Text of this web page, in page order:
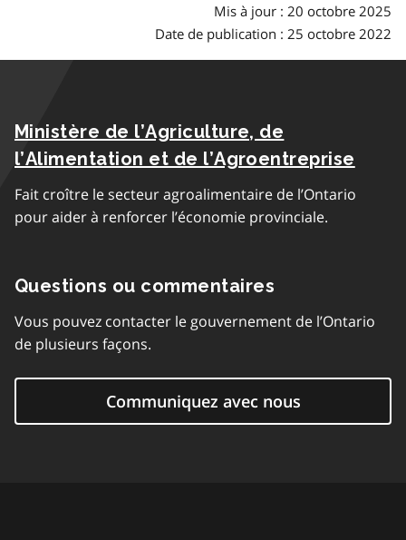
Mis à jour : 20 octobre 2025
Date de publication : 25 octobre 2022
Ministère de l’Agriculture, de
l’Alimentation et de l’Agroentreprise
Fait croître le secteur agroalimentaire de l’Ontario
pour aider à renforcer l’économie provinciale.
Questions ou commentaires
Vous pouvez contacter le gouvernement de l’Ontario
de plusieurs façons.
Communiquez avec nous